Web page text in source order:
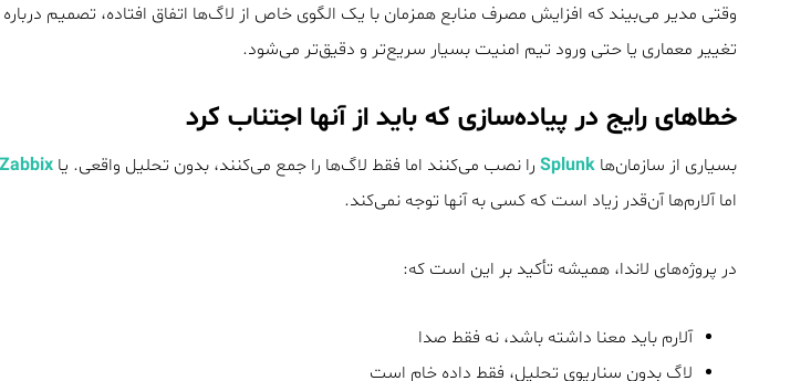
وقتی مدیر می‌بیند که افزایش مصرف منابع همزمان با یک الگوی خاص از لاگ‌ها اتفاق افتاده، تصمیم
تغییر معماری یا حتی ورود تیم امنیت بسیار سریع‌تر و دقیق‌تر می‌شود.
خطاهای رایج در پیاده‌سازی که باید از آنها اجتناب کرد
بسیاری از سازمان‌هاSplunk را نصب می‌کنند اما فقط لاگ‌ها را جمع می‌کنند، بدون تحلیل واقعی. یاZabbix
اما آلارم‌ها آن‌قدر زیاد است که کسی به آنها توجه نمی‌کند.
در پروژه‌های لاندا، همیشه تأکید بر این است که:
آلارم باید معنا داشته باشد، نه فقط صدا
لاگ بدون سناریوی تحلیل، فقط داده خام است